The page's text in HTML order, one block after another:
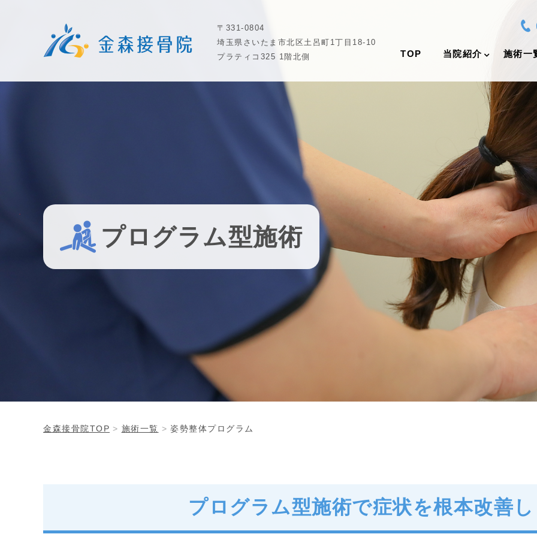
〒331-0804
埼玉県さいたま市北区土呂町1丁目18-10
プラティコ325 1階北側
TOP 当院紹介 施術一
プログラム型施術
金森接骨院TOP 施術一覧 姿勢整体プログラム
プログラム型施術で症状を根本改善